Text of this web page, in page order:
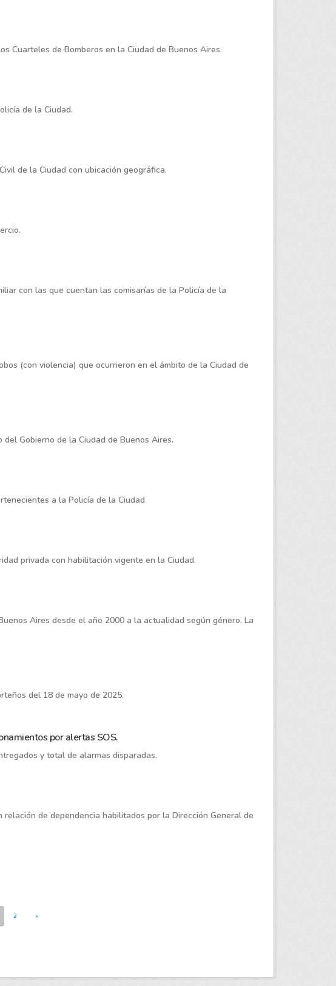
Cuarteles de Bomberos en la Ciudad de Buenos Aires.
de la Ciudad.
de la Ciudad con ubicación geográfica.
con las que cuentan las comisarías de la Policía de la
(con violencia) que ocurrieron en el ámbito de la Ciudad de
Gobierno de la Ciudad de Buenos Aires.
a la Policía de la Ciudad
privada con habilitación vigente en la Ciudad.
Aires desde el año 2000 a la actualidad según género. La
del 18 de mayo de 2025.
por alertas SOS.
y total de alarmas disparadas.
de dependencia habilitados por la Dirección General de
2 »